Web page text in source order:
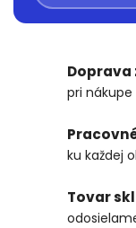
Doprava
pri
ku každej
Tovar